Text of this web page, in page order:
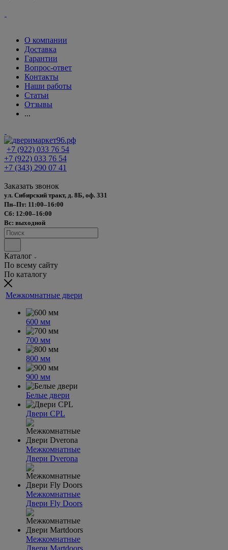
О компании
Доставка
Гарантии
Вопрос-ответ
Контакты
Наши работы
Статьи
Отзывы
...
+7 (922) 033 76 54
+7 (922) 033 76 54
+7 (343) 290 07 41
Заказать звонок
ул. Сибирский тракт, д. 8Б, оф. 331
Пн–Пт: 11:00–16:00
Сб: 12:00–16:00
Вс: выходной
Каталог
По всему сайту
По каталогу
Межкомнатные двери
600 мм
700 мм
800 мм
900 мм
Белые двери
Двери CPL
Межкомнатные
Двери Dverona
Межкомнатные
Двери Fly Doors
Межкомнатные
Двери Martdoors